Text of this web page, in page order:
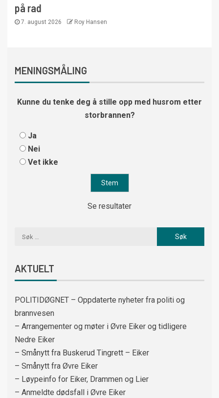
på rad
7. august 2026 Roy Hansen
MENINGSMÅLING
Kunne du tenke deg å stille opp med husrom etter
storbrannen?
Ja
Nei
Vet ikke
Se resultater
AKTUELT
POLITIDØGNET – Oppdaterte nyheter fra politi og
brannvesen
– Arrangementer og møter i Øvre Eiker og tidligere
Nedre Eiker
– Smånytt fra Buskerud Tingrett – Eiker
– Smånytt fra Øvre Eiker
– Løypeinfo for Eiker, Drammen og Lier
– Anmeldte dødsfall i Øvre Eiker